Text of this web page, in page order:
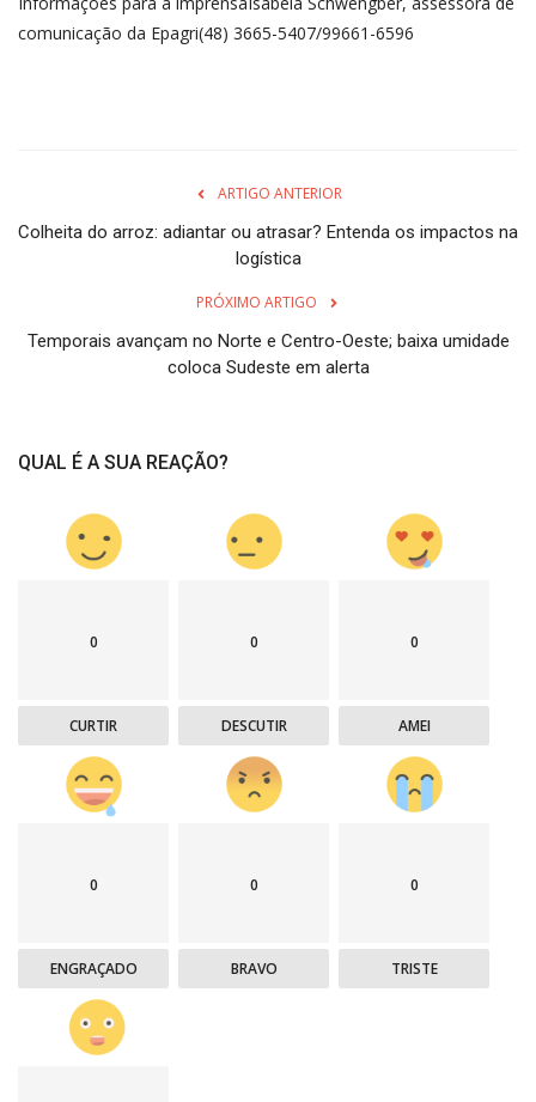
comunicação da Epagri(48) 3665-5407/99661-6596
ARTIGO ANTERIOR
Colheita do arroz: adiantar ou atrasar? Entenda os impactos na
logística
PRÓXIMO ARTIGO
Temporais avançam no Norte e Centro-Oeste; baixa umidade
coloca Sudeste em alerta
QUAL É A SUA REAÇÃO?
0
CURTIR
0
DESCUTIR
0
AMEI
0
ENGRAÇADO
0
BRAVO
0
TRISTE